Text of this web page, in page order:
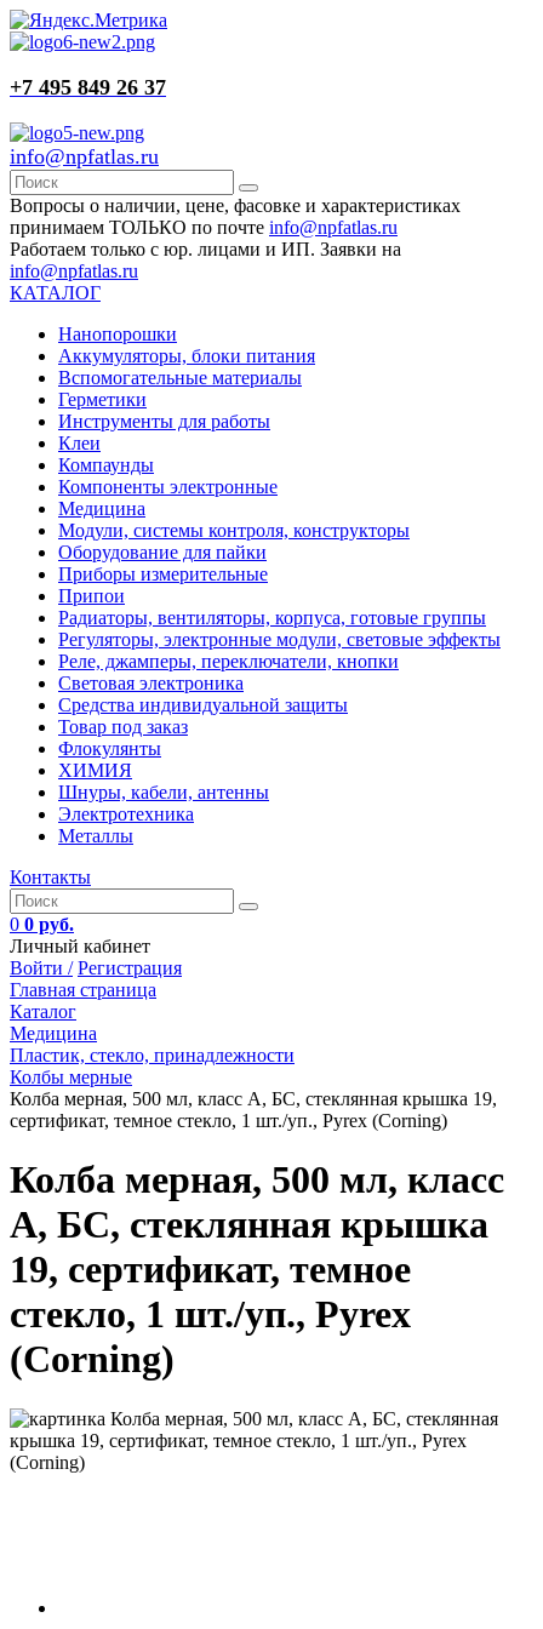
+7 495 849 26 37
info@npfatlas.ru
Вопросы о наличии, цене, фасовке и характеристиках
принимаем ТОЛЬКО по почте info@npfatlas.ru
Работаем только с юр. лицами и ИП. Заявки на
info@npfatlas.ru
КАТАЛОГ
Нанопорошки
Аккумуляторы, блоки питания
Вспомогательные материалы
Герметики
Инструменты для работы
Клеи
Компаунды
Компоненты электронные
Медицина
Модули, системы контроля, конструкторы
Оборудование для пайки
Приборы измерительные
Припои
Радиаторы, вентиляторы, корпуса, готовые группы
Регуляторы, электронные модули, световые эффекты
Реле, джамперы, переключатели, кнопки
Световая электроника
Средства индивидуальной защиты
Товар под заказ
Флокулянты
ХИМИЯ
Шнуры, кабели, антенны
Электротехника
Металлы
Контакты
0 0 руб.
Личный кабинет
Войти / Регистрация
Главная страница
Каталог
Медицина
Пластик, стекло, принадлежности
Колбы мерные
Колба мерная, 500 мл, класс А, БС, стеклянная крышка 19,
сертификат, темное стекло, 1 шт./уп., Pyrex (Corning)
Колба мерная, 500 мл, класс
А, БС, стеклянная крышка
19, сертификат, темное
стекло, 1 шт./уп., Pyrex
(Corning)